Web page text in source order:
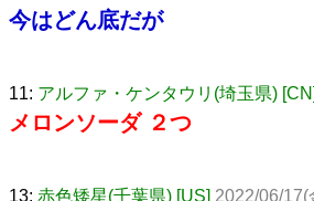
今はどん底だが
11: アルファ・ケンタウリ(埼玉県) [CN]
メロンソーダ ２つ
13: 赤色矮星(千葉県) [US] 2022/06/